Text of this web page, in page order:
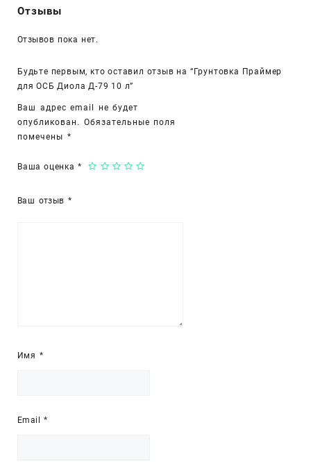
Д-79
л
Отзывы
Отзывов пока нет.
Будьте первым, кто оставил отзыв на “Грунтовка Праймер
для ОСБ Диола Д-79 10 л”
Ваш адрес email не будет
опубликован. Обязательные поля
помечены *
Ваша оценка *
Ваш отзыв *
Имя *
Email*